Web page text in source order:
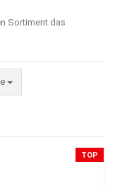
Sortiment das
TOP